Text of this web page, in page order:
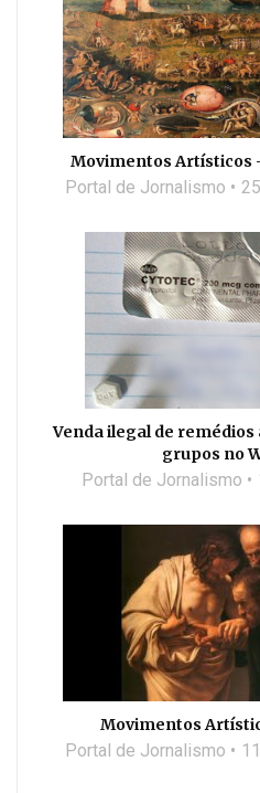
Movimentos Artísticos
Portal de Jornalismo
Venda ilegal de
grupos no
Portal de Jornalismo
Movimentos
Portal de Jornalismo